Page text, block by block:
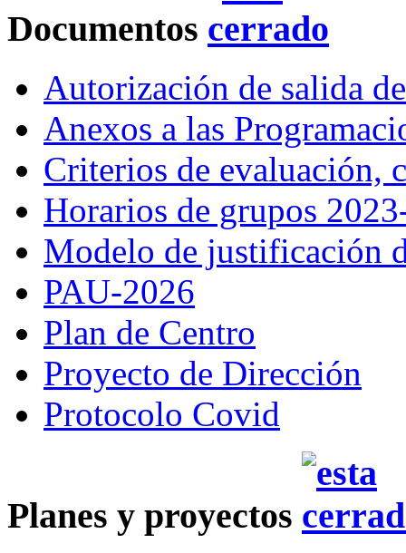
Documentos
Autorización de salida
Anexos a las
Criterios de evaluación,
Horarios de grupos
Modelo de justificación
PAU-2026
Plan de Centro
Proyecto de Dirección
Protocolo Covid
Planes y proyectos